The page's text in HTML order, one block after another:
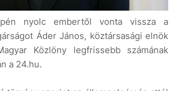
nyolc embertől vonta vissza a
Áder János, köztársasági elnök
Közlöny legfrissebb számának
a 24.hu.